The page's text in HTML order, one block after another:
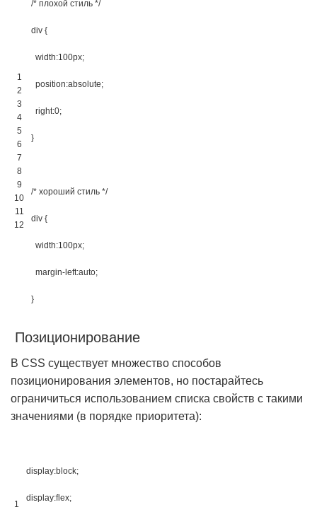
1
2
3
4
5
6
7
8
9
10
11
12
/* плохой стиль */
div {
width:100px;
position:absolute;
right:0;
}
/* хороший стиль */
div {
width:100px;
margin-left:auto;
}
Позиционирование
В CSS существует множество способов
позиционирования элементов, но постарайтесь
ограничиться использованием списка свойств с такими
значениями (в порядке приоритета):
1
display:block;
display:flex;